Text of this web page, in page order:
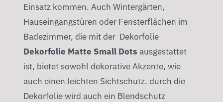
Einsatz kommen. Auch Wintergärten,
Hauseingangstüren oder Fensterflächen im
Badezimmer, die mit der Dekorfolie
Dekorfolie Matte Small Dots ausgestattet
ist, bietet sowohl dekorative Akzente, wie
auch einen leichten Sichtschutz. durch die
Dekorfolie wird auch ein Blendschutz